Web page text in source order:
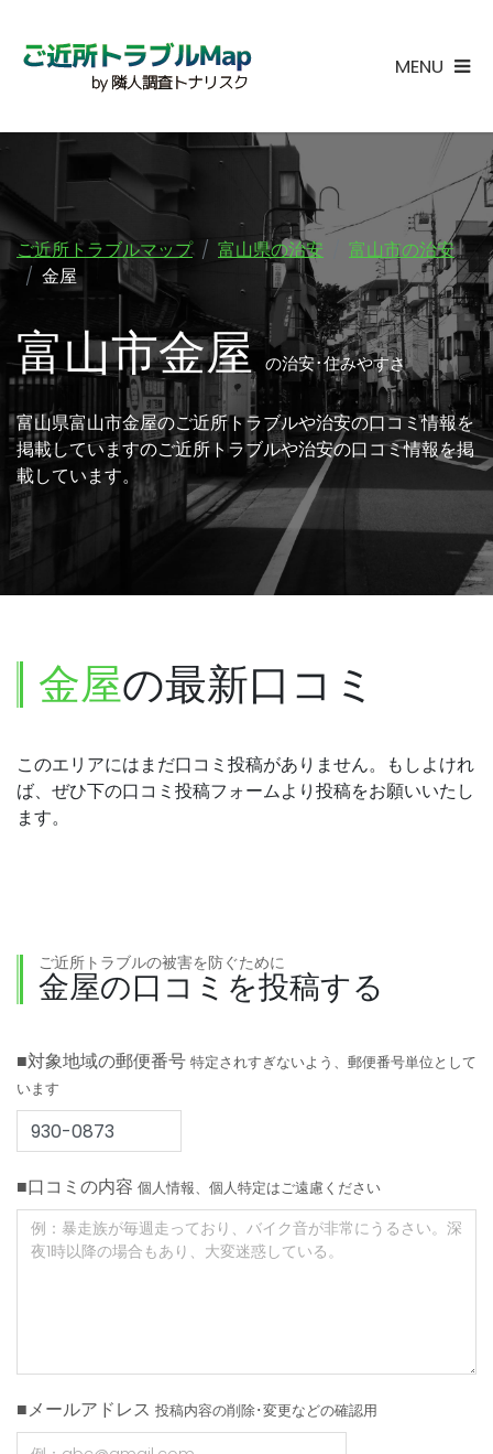
MENU
ご近所トラブルマップ 富山県の治安
富山市の治安
金屋
富山市金屋の治安･住みやすさ
富山県富山市金屋のご近所トラブルや治安の口コミ情報を
掲載していますのご近所トラブルや治安の口コミ情報を掲
載しています。
金屋の最新口コミ
このエリアにはまだ口コミ投稿がありません。もしよけれ
ば、ぜひ下の口コミ投稿フォームより投稿をお願いいたし
ます。
ご近所トラブルの被害を防ぐために
金屋の口コミを投稿する
■対象地域の郵便番号 特定されすぎないよう、郵便番号単位として
います
■口コミの内容 個人情報、個人特定はご遠慮ください
■メールアドレス 投稿内容の削除･変更などの確認用